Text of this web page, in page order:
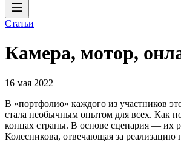
Статьи
Камера, мотор,
16 мая 2022
В «портфолио» каждого из участников
стала необычным опытом для всех. Как
концах страны. В основе сценария — их
Колесникова, отвечающая за реализацию